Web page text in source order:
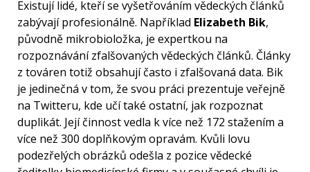
Existují lidé, kteří se vyšetřováním vědeckých článků
zabývají profesionálně. Například Elizabeth Bik,
původně mikrobioložka, je expertkou na
rozpoznávání zfalšovaných vědeckých článků. Články
z továren totiž obsahují často i zfalšovaná data. Bik
je jedinečná v tom, že svou práci prezentuje veřejně
na Twitteru, kde učí také ostatní, jak rozpoznat
duplikát. Její činnost vedla k více než 172 stažením a
více než 300 doplňkovým opravám. Kvůli lovu
podezřelých obrázků odešla z pozice vědecké